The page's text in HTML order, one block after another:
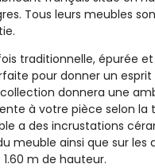
Tous leurs meubles
traditionnelle, épurée et
pour donner un esprit
donnera une
à votre pièce selon la
a des incrustations
meuble ainsi que sur les
m de hauteur.